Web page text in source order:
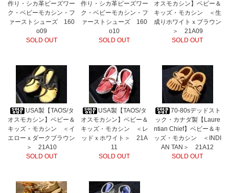
作り・シカ革ビーズワー
ク・ベビーモカシン・フ
ァーストシューズ 160
o09
SOLD OUT
作り・シカ革ビーズワー
ク・ベビーモカシン・フ
ァーストシューズ 160
o10
SOLD OUT
オスモカシン】ベビー＆
キッズ・モカシン ＜生
成りホワイトｘブラウン
＞ 21A09
SOLD OUT
USA製【TAOS/タ
オスモカシン】ベビー＆
キッズ・モカシン ＜イ
エローｘダークブラウン
＞ 21A10
SOLD OUT
USA製【TAOS/タ
オスモカシン】ベビー＆
キッズ・モカシン ＜レ
ッドｘホワイト＞ 21A
11
SOLD OUT
70-80sデッドスト
ック・カナダ製【Laure
ntian Chief】ベビー＆キ
ッズ・モカシン ＜INDI
AN TAN＞ 21A12
SOLD OUT